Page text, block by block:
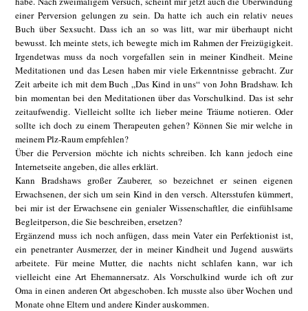
einer Perversion gelungen zu sein. Da hatte ich auch ein relativ neues
Buch über Sexsucht. Dass ich an so was litt, war mir überhaupt nicht
bewusst. Ich meinte stets, ich bewegte mich im Rahmen der Freizügigkeit.
Irgendetwas muss da noch vorgefallen sein in meiner Kindheit. Meine
Meditationen und das Lesen haben mir viele Erkenntnisse gebracht. Zur
Zeit arbeite ich mit dem Buch „Das Kind in uns“ von John Bradshaw. Ich
bin momentan bei den Meditationen über das Vorschulkind. Das ist sehr
zeitaufwendig. Vielleicht sollte ich lieber meine Träume notieren. Oder
sollte ich doch zu einem Therapeuten gehen? Können Sie mir welche in
meinem Plz-Raum empfehlen?
Über die Perversion möchte ich nichts schreiben. Ich kann jedoch eine
Internetseite angeben, die alles erklärt.
Kann Bradshaws großer Zauberer, so bezeichnet er seinen eigenen
Erwachsenen, der sich um sein Kind in den versch. Altersstufen kümmert,
bei mir ist der Erwachsene ein genialer Wissenschaftler, die einfühlsame
Begleitperson, die Sie beschreiben, ersetzen?
Ergänzend muss ich noch anfügen, dass mein Vater ein Perfektionist ist,
ein penetranter Ausmerzer, der in meiner Kindheit und Jugend auswärts
arbeitete. Für meine Mutter, die nachts nicht schlafen kann, war ich
vielleicht eine Art Ehemannersatz. Als Vorschulkind wurde ich oft zur
Oma in einen anderen Ort abgeschoben. Ich musste also über Wochen und
Monate ohne Eltern und andere Kinder auskommen.